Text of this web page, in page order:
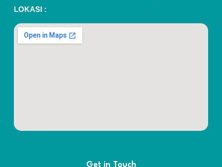
LOKASI :
Get in Touch